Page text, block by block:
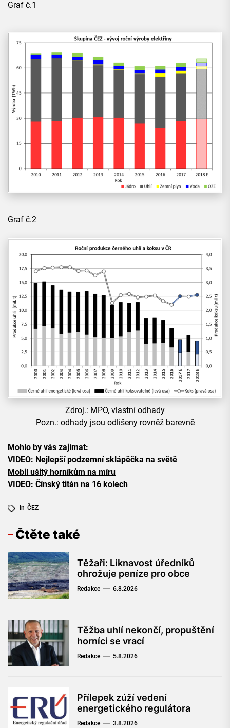
Graf č.1
Graf č.2
Zdroj.: MPO, vlastní odhady
Pozn.: odhady jsou odlišeny rovněž barevně
Mohlo by vás zajímat:
VIDEO: Nejlepší podzemní sklápěčka na světě
Mobil ušitý horníkům na míru
VIDEO: Čínský titán na 16 kolech
In ČEZ
Čtěte také
Těžaři: Liknavost úředníků
ohrožuje peníze pro obce
Redakce 6.8.2026
Těžba uhlí nekončí, propuštění
horníci se vrací
Redakce 5.8.2026
Přílepek zúží vedení
energetického regulátora
Redakce 3.8.2026